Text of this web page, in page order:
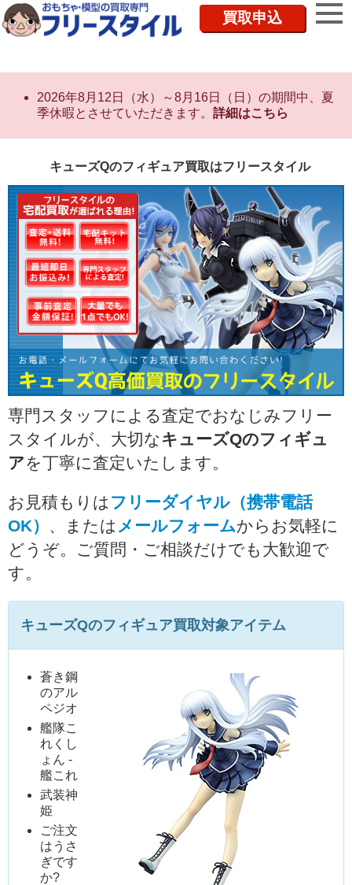
買取申込
2026年8月12日（水）～8月16日（日）の期間中、夏
季休暇とさせていただきます。 詳細はこちら
キューズQのフィギュア買取はフリースタイル
専門スタッフによる査定でおなじみフリー
スタイルが、大切なキューズQのフィギュ
アを丁寧に査定いたします。
お見積もりは フリーダイヤル（携帯電話
OK）
、または メールフォームからお気軽に
どうぞ。ご質問・ご相談だけでも大歓迎で
す。
キューズQのフィギュア買取対象アイテム
蒼き鋼
のアル
ペジオ
艦隊こ
れくし
ょん -
艦これ
武装神
姫
ご注文
はうさ
ぎです
か?